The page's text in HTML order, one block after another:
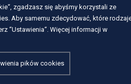
Platformy
zgadzasz się abyśmy korzystali ze
Aby samemu zdecydować, które
“Ustawienia“. Więcej informacji w
pików cookies